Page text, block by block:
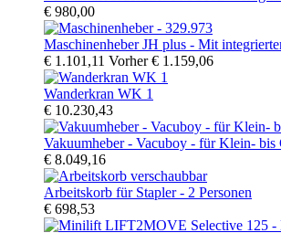
€ 980,00
Maschinenheber JH plus - Mit
€ 1.101,11 Vorher€ 1.159,06
Wanderkran WK 1
€ 10.230,43
Vakuumheber - Vacuboy - für Klein- bis
€ 8.049,16
Arbeitskorb für Stapler - 2 Personen
€ 698,53